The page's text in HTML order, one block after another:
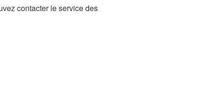
contacter le service des